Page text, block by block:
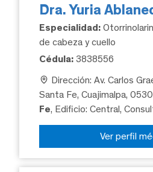
Dra. Yuria
Especialidad:
de cabeza y cuello
Cédula: 3838556
Dirección: Av. Carlos
Santa Fe, Cuajimalpa,
Fe, Edificio: Central,
Ver perfil